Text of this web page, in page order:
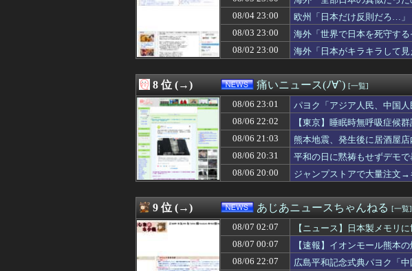
08/07 01:00
【フードコート】ハズレ店の烙印を押さ
ポーズてんこ盛りのプロアイドル田村真
08/07 00:57
【有能】政府「トラックはサービスエリ
08/07 00:55
【悲報】W杯後無所属の長友佑都が東京
08/07 00:55
エース級の財務官僚が異例転出へ 官邸
08/07 00:50
【画像】片山さつき（67）ちゃんの防災
08/07 00:50
ネット販売…「品切れ前に買うと満足感」
08/07 00:49
【NBA】もしあの選手の身長が10cm違っ
08/07 00:48
【画像】卓球の張本美和さんの胸がブル
08/07 00:48
【新台評価】「スロット ワールドダイス
08/07 00:45
【画像】被災者まんさん、自衛隊の用意
08/07 00:45
『パラノマサイト』っていうゲームを2作
08/07 00:45
【画像】新人女性声優、水着になる「こ
08/07 00:45
DeNA、若松尚輝も登録抹消する方針…急
08/07 00:41
【速報】注文厨の女を逮捕
08/07 00:40
【画像】巨乳娘「巨乳のママとディナー
08/07 00:39
【快挙】野球ゲーム、「パワプロ」が「
【ｼｺ画像】女さん「この水着きると溢れ
【画像】みい山作者「居酒屋行く奴はバ
08/07 00:36
DeNA関根大気（31）、2軍でも腐らずに
08/04 23:00
欧州「日本だけ反則だろ…」
08/03 23:00
海外「世界で日本を死守す
08/02 23:00
海外「日本がキラキラして
8 位 (→) 痛いニュース(ﾉ∀`) [一覧]
08/06 23:01
パヨク「アジア人民、中国
08/06 22:02
【東京】睡眠時無呼吸症候
08/06 21:03
熊本地震、発生後に居酒屋
08/06 20:31
平和の日に黙祷もせずデモ
08/06 20:00
ジャンプストアで大量注文
9 位 (→) あじあニュースちゃんねる [一覧]
08/07 02:07
【ニュース】日本製メモリ
08/07 00:07
【速報】イオンモール熊本
08/06 22:07
広島平和記念式典パヨク「